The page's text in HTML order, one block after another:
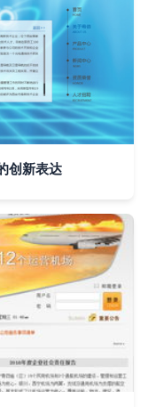
创新表达